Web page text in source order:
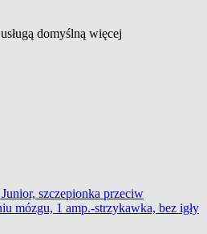
domyślną więcej
szczepionka przeciw
mózgu, 1 amp.-strzykawka, bez igły